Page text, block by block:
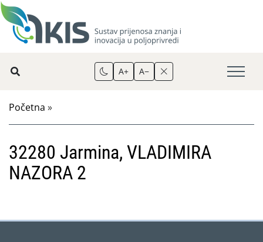
A+ A−
Početna »
32280 Jarmina, VLADIMIRA
NAZORA 2